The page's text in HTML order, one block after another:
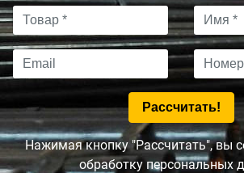
Нажимая кнопку "Рассчитать", вы
обработку персональных